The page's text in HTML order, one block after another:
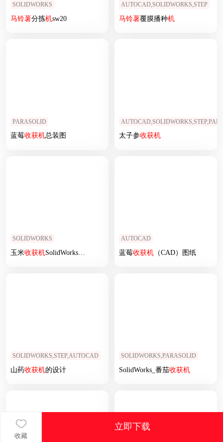
收藏
立即下载
SOLIDWORKS
马铃薯分拣机sw20
AUTOCAD,SOLIDWORKS,STEP
马铃薯覆膜播种机
PARASOLID
蓝莓收获机总装图 太子参收获机
SOLIDWORKS
玉米收获机SolidWorks设计
AUTOCAD
蓝莓收获机（CAD）图纸
SOLIDWORKS,STEP,AUTOCAD
山药收获机的设计
SOLIDWORKS,PARASOLID
SolidWorks_番茄收获机